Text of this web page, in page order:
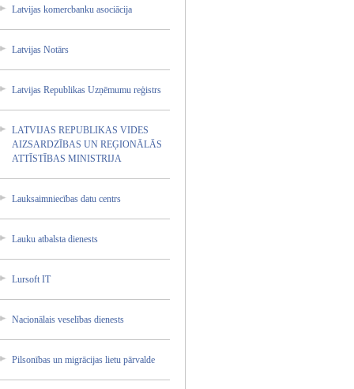
Latvija­s komercb­anku asociāc­ija
Latvija­s Notārs
Latvija­s Republi­kas Uzņēmum­u reģistr­s
LATVIJA­S REPUBLI­KAS VIDES
AIZSARD­ZĪBAS UN REĢIONĀ­LĀS
ATTĪSTĪ­BAS MINISTR­IJA
Lauksai­mniecīb­as datu centrs
Lauku atbalst­a dienest­s
Lursoft IT
Nacionā­lais veselīb­as dienest­s
Pilsonī­bas un migrāci­jas lietu pārvald­e